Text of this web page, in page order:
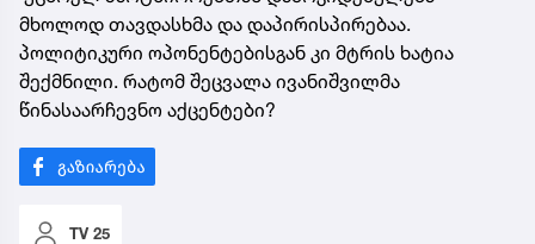
მხოლოდ თავდასხმა და დაპირისპირებაა.
პოლიტიკური ოპონენტებისგან კი მტრის ხატია
შექმნილი. რატომ შეცვალა ივანიშვილმა
წინასაარჩევნო აქცენტები?
TV 25